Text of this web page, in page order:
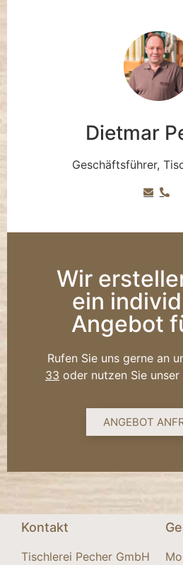
Dietmar
Geschäftsführer,
Wir
ein
Angebot
Rufen Sie uns gerne an
33 oder nutzen Sie
ANGEBOT
Kontakt
Tischlerei Pecher GmbH